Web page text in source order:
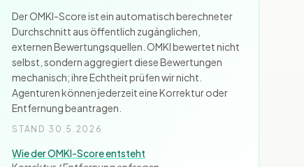
Der OMKI-Score ist ein automatisch berechneter
Durchschnitt aus öffentlich zugänglichen,
externen Bewertungsquellen. OMKI bewertet nicht
selbst, sondern aggregiert diese Bewertungen
mechanisch; ihre Echtheit prüfen wir nicht.
Agenturen können jederzeit eine Korrektur oder
Entfernung beantragen.
STAND 30.5.2026
Wie der OMKI-Score entsteht